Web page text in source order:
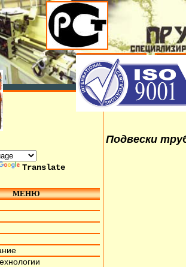
Translate
МЕНЮ
Подвески
на ул. Труда, д.17. Бесплатный